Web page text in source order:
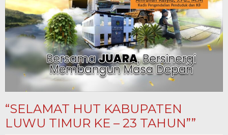
“SELAMAT HUT KABUPATEN
LUWU TIMUR KE – 23 TAHUN””